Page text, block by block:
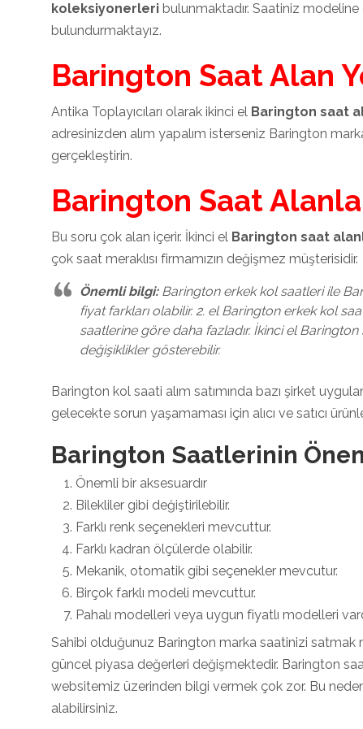
koleksiyonerleri bulunmaktadır. Saatiniz
bulundurmaktayız.
Barington Saat Alan
Antika Toplayıcıları olarak ikinci el Barington saat
adresinizden alım yapalım isterseniz Barington
gerçekleştirin.
Barington Saat
Bu soru çok alan içerir. İkinci el Barington saat
çok saat meraklısı firmamızın değişmez müşterisidir.
Önemli bilgi:Barington erkek kol saatleri ile
fiyat farkları olabilir. 2. el Barington erkek kol
saatlerine göre daha fazladır. İkinci el Barington
değişiklikler gösterebilir.
Barington kol saati alım satımında bazı şirket
gelecekte sorun yaşamaması için alıcı ve satıcı
Barington Saatlerinin
Önemli bir aksesuardır
Bilekliler gibi değiştirilebilir.
Farklı renk seçenekleri mevcuttur.
Farklı kadran ölçülerde olabilir.
Mekanik, otomatik gibi seçenekler mevcutur.
Birçok farklı modeli mevcuttur.
Pahalı modelleri veya uygun fiyatlı modelleri
Sahibi olduğunuz Barington marka saatinizi satmak
güncel piyasa değerleri değişmektedir. Barington
websitemiz üzerinden bilgi vermek çok zor. Bu
alabilirsiniz.